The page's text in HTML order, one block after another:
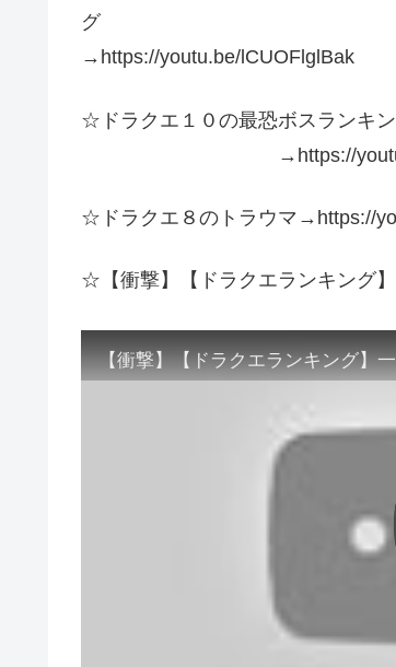
→https://youtu.be/lCUOFlglBak
☆ドラクエ１０の最恐ボスランキ
→https://youtu.be/
☆ドラクエ８のトラウマ→https://
☆【衝撃】【ドラクエランキング